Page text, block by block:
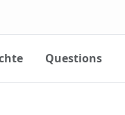
Questions